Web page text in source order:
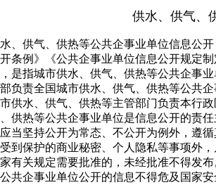
供水、供气、
气、供热等公共企事业单位信息公开
条例》《公共企事业单位信息公开规定
城市供水、供气、供热等公共企事业
全国城市供水、供气、供热等公共企
水、供气、供热等主管部门负责本行政
等公共企事业单位是信息公开的责任
持公开为常态、不公开为例外，遵循
保护的商业秘密、个人隐私等事项外，
关规定需要批准的，未经批准不得发布
企事业单位公开的信息不得危及国家安